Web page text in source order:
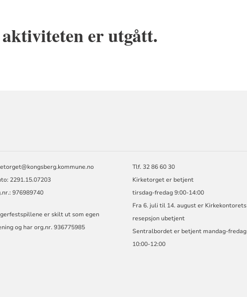
er utgått.
2291.15.07203
976989740
er skilt ut som egen
og har org.nr. 936775985
Tlf. 32 86 60 30
Kirketorget er betjent
tirsdag-fredag 9:00-14:00
Fra 6. juli til 14. august er Kirkekontorets
resepsjon ubetjent
Sentralbordet er betjent mandag-fredag
10:00-12:00